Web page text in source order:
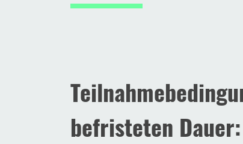
befristeten